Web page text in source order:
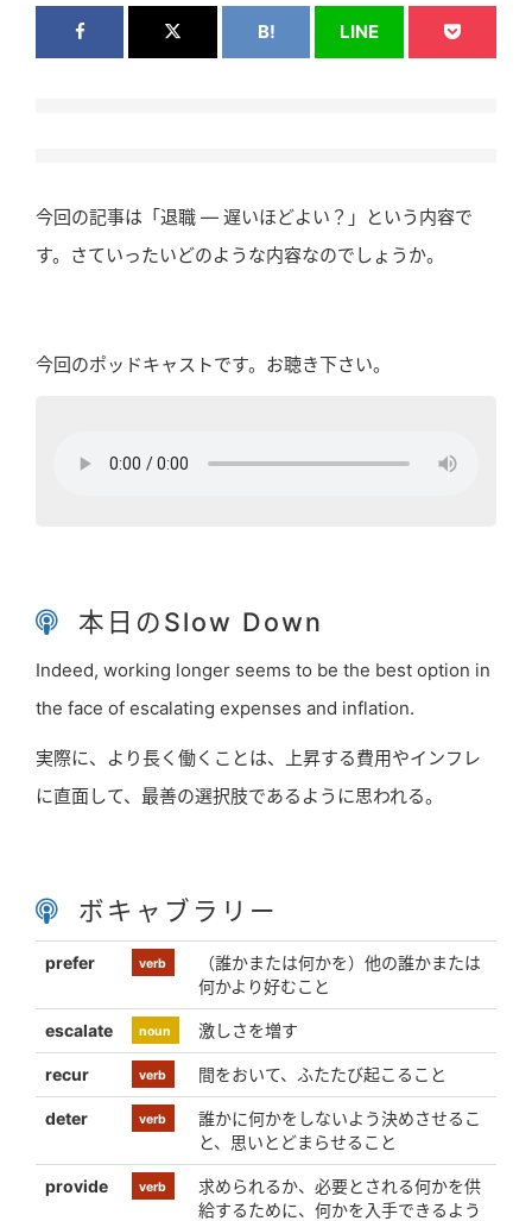
B! LINE
今回の記事は「退職 ― 遅いほどよい？」という内容で
す。さていったいどのような内容なのでしょうか。
今回のポッドキャストです。お聴き下さい。
本日のSlow Down
Indeed, working longer seems to be the best option in
the face of escalating expenses and inflation.
実際に、より長く働くことは、上昇する費用やインフレ
に直面して、最善の選択肢であるように思われる。
ボキャブラリー
prefer verb
（誰かまたは何かを）他の誰かまたは
何かより好むこと
escalate noun 激しさを増す
recur verb 間をおいて、ふたたび起こること
deter verb
誰かに何かをしないよう決めさせるこ
と、思いとどまらせること
provide verb
求められるか、必要とされる何かを供
給するために、何かを入手できるよう